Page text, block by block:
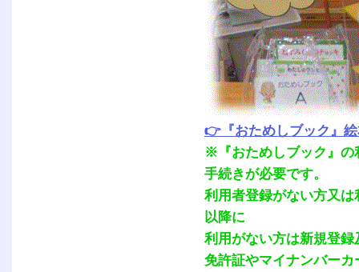
👉『おためしブック』
※『おためしブック』の
手続きが必要です。
利用者登録がない方又
以降に
利用がない方は新規登
免許証やマイナンバー